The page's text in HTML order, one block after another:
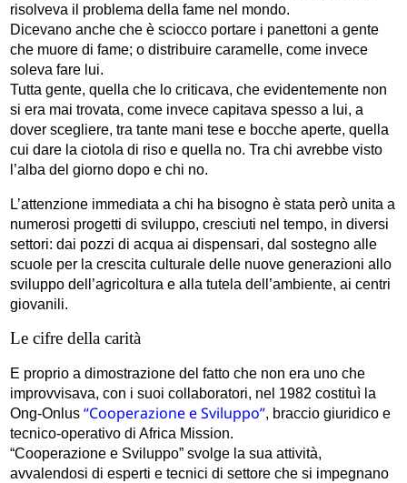
risolveva il problema della fame nel mondo.
Dicevano anche che è sciocco portare i panettoni a gente
che muore di fame; o distribuire caramelle, come invece
soleva fare lui.
Tutta gente, quella che lo criticava, che evidentemente non
si era mai trovata, come invece capitava spesso a lui, a
dover scegliere, tra tante mani tese e bocche aperte, quella
cui dare la ciotola di riso e quella no. Tra chi avrebbe visto
l’alba del giorno dopo e chi no.
L’attenzione immediata a chi ha bisogno è stata però unita a
numerosi progetti di sviluppo, cresciuti nel tempo, in diversi
settori: dai pozzi di acqua ai dispensari, dal sostegno alle
scuole per la crescita culturale delle nuove generazioni allo
sviluppo dell’agricoltura e alla tutela dell’ambiente, ai centri
giovanili.
Le cifre della carità
E proprio a dimostrazione del fatto che non era uno che
improvvisava, con i suoi collaboratori, nel 1982 costituì la
Ong-Onlus“Cooperazione e Sviluppo”, braccio giuridico e
tecnico-operativo di Africa Mission.
“Cooperazione e Sviluppo” svolge la sua attività,
avvalendosi di esperti e tecnici di settore che si impegnano